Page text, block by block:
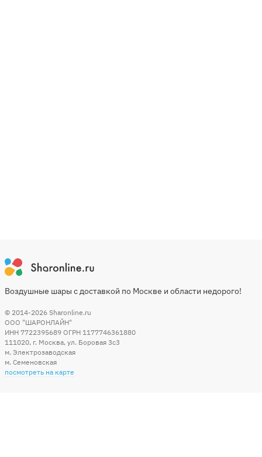
Воздушные шары с доставкой по Москве и области недорого!
© 2014-2026 Sharonline.ru
ООО "ШАРОНЛАЙН"
ИНН 7722395689 ОГРН 1177746361880
111020, г. Москва, ул. Боровая 3c3
м. Электрозаводская
м. Семеновская
посмотреть на карте